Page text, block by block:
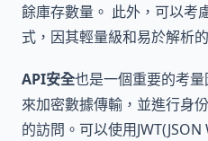
餘庫存數量。 此外，可以考
式，因其輕量級和易於解析
API安全也是一個重要的考
來加密數據傳輸，並進行身
的訪問。可以使用